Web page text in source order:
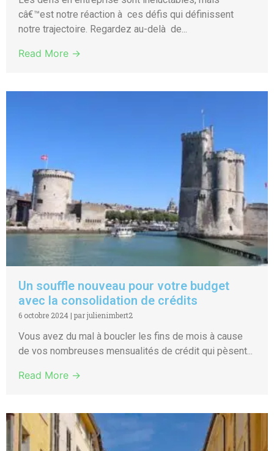
câ€™est notre réaction à ces défis qui définissent
notre trajectoire. Regardez au-delà de...
Read More →
Un souffle nouveau pour votre budget
avec la consolidation de crédits
6 octobre 2024 | par julienimbert2
Vous avez du mal à boucler les fins de mois à cause
de vos nombreuses mensualités de crédit qui pèsent...
Read More →